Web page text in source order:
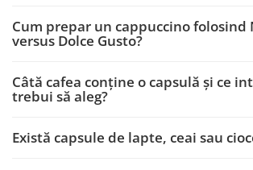
Cum prepar un cappuccino folosind
versus Dolce Gusto?
Câtă cafea conține o capsulă și ce
trebui să aleg?
Există capsule de lapte, ceai sau